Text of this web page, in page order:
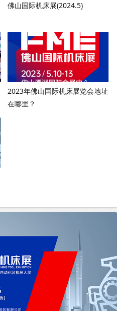
佛山国际机床展(2024.5)
2023年佛山国际机床展览会地址
在哪里？